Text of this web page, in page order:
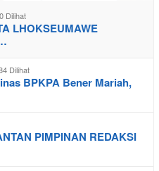
Dilihat
LHOKSEUMAWE
Dilihat
BPKPA Bener Mariah,
PIMPINAN REDAKSI